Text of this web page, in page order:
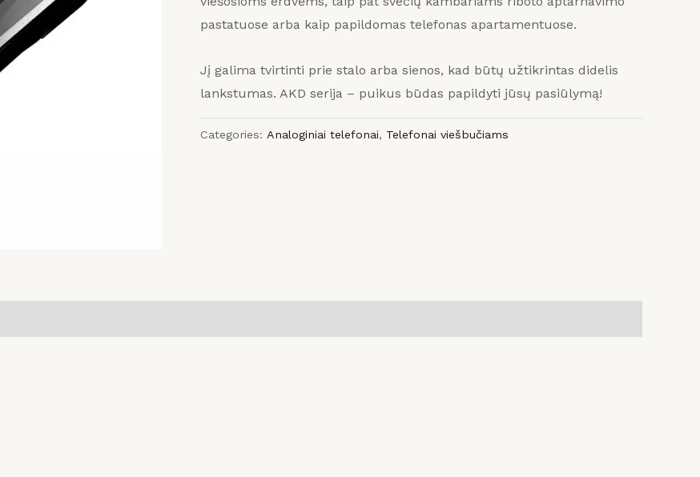
pastatuose arba kaip papildomas telefonas apartamentuose.
Jį galima tvirtinti prie stalo arba sienos, kad būtų užtikrintas didelis
lankstumas. AKD serija – puikus būdas papildyti jūsų pasiūlymą!
Categories: Analoginiai telefonai, Telefonai viešbučiams